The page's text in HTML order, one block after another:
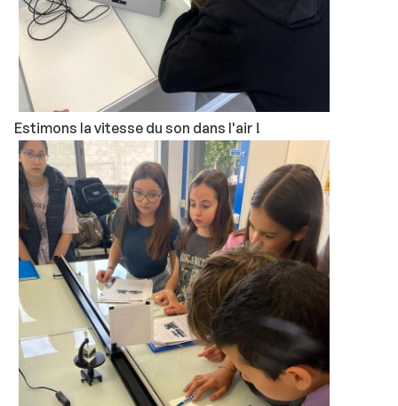
Estimons la vitesse du son dans l'air !